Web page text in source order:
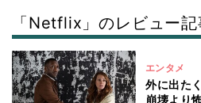
「Netflix」のレビュー記
エンタメ
外に出た
崩壊より